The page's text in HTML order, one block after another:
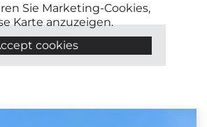
Sie Marketing-Cookies,
Karte anzuzeigen.
cookies